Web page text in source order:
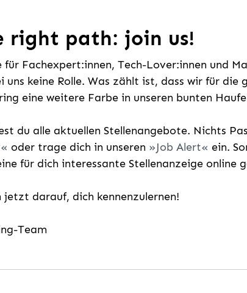
right path: join us!
für Fachexpert:innen, Tech-Lover:innen und
keine Rolle. Was zählt ist, dass wir für die
eine weitere Farbe in unseren bunten
du alle aktuellen Stellenangebote. Nichts
oder trage dich in unseren Job Alert
ein.
für dich interessante Stellenanzeige online
jetzt darauf, dich kennenzulernen!
Team